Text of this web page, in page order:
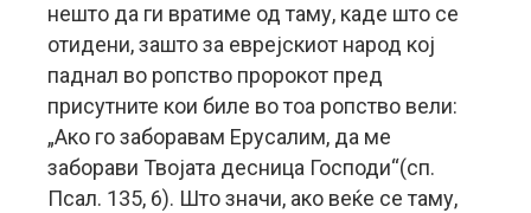
нешто да ги вратиме од таму, каде што се
отидени, зашто за еврејскиот народ кој
паднал во ропство пророкот пред
присутните кои биле во тоа ропство вели:
„Ако го заборавам Ерусалим, да ме
заборави Твојата десница Господи“(сп.
Псал. 135, 6). Што значи, ако веќе се таму,